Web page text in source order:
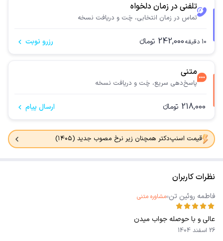
تلفنی در زمان دلخواه
تماس در زمان انتخابی، چَت و دریافت نسخه
10 دقیقه242,000 تومانء رزرو نوبت
متنی
پاسخ‌دهی سریع، چَت و دریافت نسخه
218,000 تومانء ارسال پیام
قیمت اسنپ‌دکتر همچنان زیر نرخ مصوب جدید (۱۴۰۵)
نظرات کاربران
فاطمه روئین تن مشاوره متنی
عالی و با حوصله جواب میدن
26 اسفند 1404